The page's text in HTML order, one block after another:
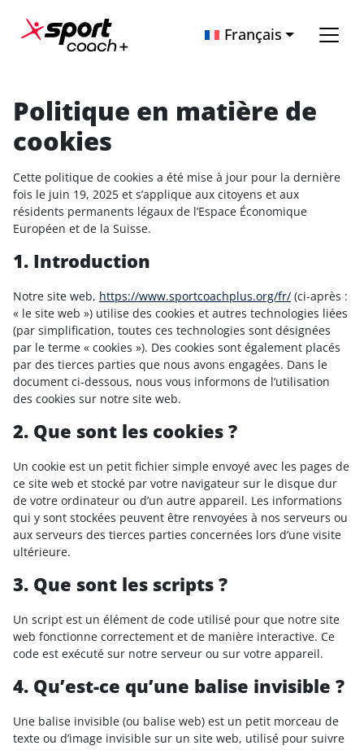
Navigation principaleFrançais
Politique en matière de
cookies
Cette politique de cookies a été mise à jour pour la dernière
fois le juin 19, 2025 et s’applique aux citoyens et aux
résidents permanents légaux de l’Espace Économique
Européen et de la Suisse.
1. Introduction
Notre site web, https://www.sportcoachplus.org/fr/ (ci-après :
« le site web ») utilise des cookies et autres technologies liées
(par simplification, toutes ces technologies sont désignées
par le terme « cookies »). Des cookies sont également placés
par des tierces parties que nous avons engagées. Dans le
document ci-dessous, nous vous informons de l’utilisation
des cookies sur notre site web.
2. Que sont les cookies ?
Un cookie est un petit fichier simple envoyé avec les pages de
ce site web et stocké par votre navigateur sur le disque dur
de votre ordinateur ou d’un autre appareil. Les informations
qui y sont stockées peuvent être renvoyées à nos serveurs ou
aux serveurs des tierces parties concernées lors d’une visite
ultérieure.
3. Que sont les scripts ?
Un script est un élément de code utilisé pour que notre site
web fonctionne correctement et de manière interactive. Ce
code est exécuté sur notre serveur ou sur votre appareil.
4. Qu’est-ce qu’une balise invisible ?
Une balise invisible (ou balise web) est un petit morceau de
texte ou d’image invisible sur un site web, utilisé pour suivre